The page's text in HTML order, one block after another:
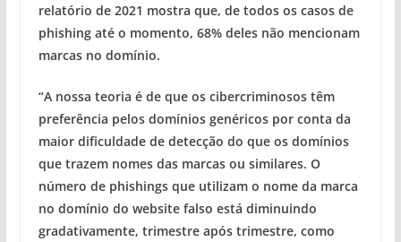
relatório de 2021 mostra que, de todos os casos de
phishing até o momento, 68% deles não mencionam
marcas no domínio.
“A nossa teoria é de que os cibercriminosos têm
preferência pelos domínios genéricos por conta da
maior dificuldade de detecção do que os domínios
que trazem nomes das marcas ou similares. O
número de phishings que utilizam o nome da marca
no domínio do website falso está diminuindo
gradativamente, trimestre após trimestre, como